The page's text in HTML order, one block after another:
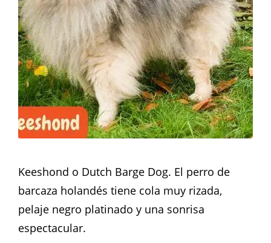
Keeshond o Dutch Barge Dog. El perro de
barcaza holandés tiene cola muy rizada,
pelaje negro platinado y una sonrisa
espectacular.